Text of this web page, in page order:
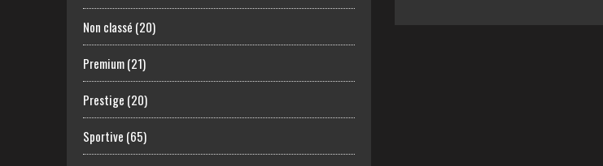
Non classé (20)
Premium(21)
Prestige (20)
Sportive (65)